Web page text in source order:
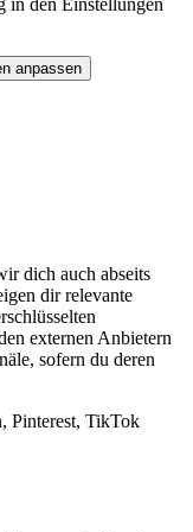
den Einstellungen
anpassen
dich auch abseits
dir relevante
externen Anbietern
sofern du deren
Pinterest, TikTok